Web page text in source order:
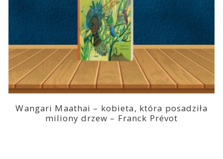
Wangari Maathai – kobieta, która posadziła
miliony drzew – Franck Prévot